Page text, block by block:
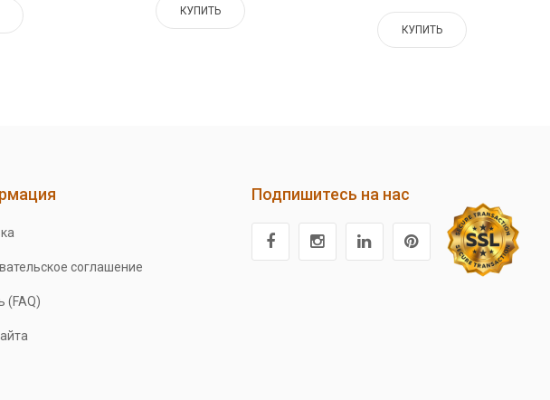
КУПИТЬ
КУПИТЬ
соглашение
(FAQ)
Подпишитесь на нас